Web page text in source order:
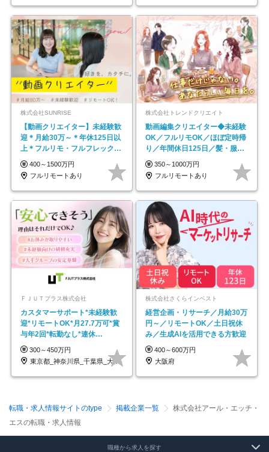
株式会社SUNRISE
【動画クリエイター】未経験歓
迎＊月給30万～＊年休125日以
上＊フルリモ・フルフレックス
◆10名の採用が決定◆
400～1500万円
フルリモートあり
株式会社トレンドクリエイト
動画編集クリエイター◆未経験
OK／フルリモOK／ほぼ定時帰
り／年間休日125日／髪・服・
ネイル自由／副業OK
350～1000万円
フルリモートあり
ＦＪＵＴプラス株式会社
カスタマーサポート*未経験歓
迎*リモートOK*月27.7万可*賞
与年2回*転勤なし*連休
OK/ZE010232
300～450万円
東京都_神奈川県_千葉県_大阪府_愛知県…
株式会社さくらインベスト
経営企画・リサーチ／月給30万
円～／リモートOK／土日祝休
み／生成AIを活用できる方歓迎
400～600万円
大阪府
転職・求人情報サイトのtype 掲載企業一覧
株式会社アール・エッチ・
エスの転職・求人情報
職種から求人を探す